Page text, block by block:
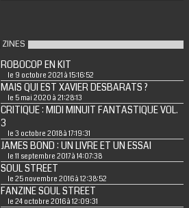
ZINES
ROBOCOP EN KIT
le 9 octobre 2021 à 15:16:52
MAIS QUI EST XAVIER DESBARATS ?
le 5 mai 2020 à 21:28:13
CRITIQUE : MIDI MINUIT FANTASTIQUE VOL.
3
le 3 octobre 2018 à 17:19:31
JAMES BOND : UN LIVRE ET UN ESSAI
le 11 septembre 2017 à 14:07:38
SOUL STREET
le 25 novembre 2016 à 12:38:52
FANZINE SOUL STREET
le 24 octobre 2016 à 12:09:31